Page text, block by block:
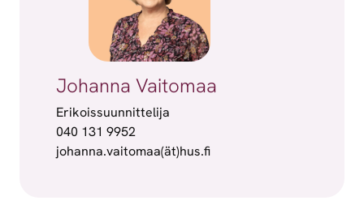
Johanna Vaitomaa
Erikoissuunnittelija
040 131 9952
johanna.vaitomaa(ät)hus.fi